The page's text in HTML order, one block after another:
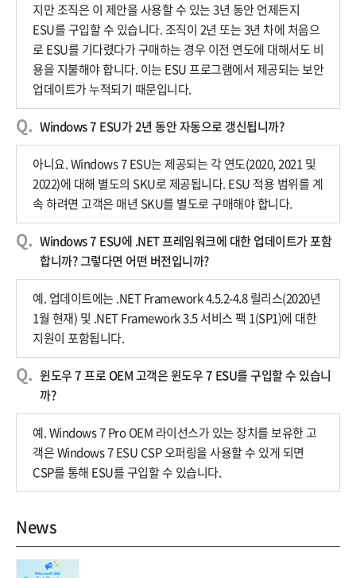
지만 조직은 이 제안을 사용할 수 있는 3년 동안 언제든지
ESU를 구입할 수 있습니다. 조직이 2년 또는 3년 차에 처음으
로 ESU를 기다렸다가 구매하는 경우 이전 연도에 대해서도 비
용을 지불해야 합니다. 이는 ESU 프로그램에서 제공되는 보안
업데이트가 누적되기 때문입니다.
Windows 7 ESU가 2년 동안 자동으로 갱신됩니까?
아니요. Windows 7 ESU는 제공되는 각 연도(2020, 2021 및
2022)에 대해 별도의 SKU로 제공됩니다. ESU 적용 범위를 계
속 하려면 고객은 매년 SKU를 별도로 구매해야 합니다.
Windows 7 ESU에 .NET 프레임워크에 대한 업데이트가 포함
합니까? 그렇다면 어떤 버전입니까?
예. 업데이트에는 .NET Framework 4.5.2-4.8 릴리스(2020년
1월 현재) 및 .NET Framework 3.5 서비스 팩 1(SP1)에 대한
지원이 포함됩니다.
윈도우 7 프로 OEM 고객은 윈도우 7 ESU를 구입할 수 있습니
까?
예. Windows 7 Pro OEM 라이선스가 있는 장치를 보유한 고
객은 Windows 7 ESU CSP 오퍼링을 사용할 수 있게 되면
CSP를 통해 ESU를 구입할 수 있습니다.
News